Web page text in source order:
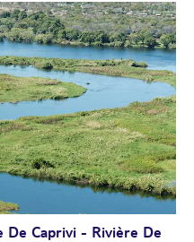
De Caprivi - Rivière De